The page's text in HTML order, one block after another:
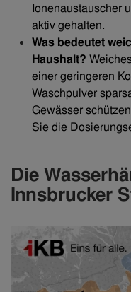
Ionenaustauscher
aktiv gehalten.
Was bedeutet
Haushalt?
einer geringeren
Waschpulver
Gewässer
Sie die
Die
Innsbrucker